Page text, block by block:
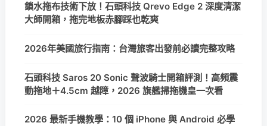
鎖水拖布技術下放！石頭科技 Qrevo Edge 2 深度清潔
大師開箱，拖完地板赤腳踩也乾爽
2026年美國旅行指南：台灣旅客出發前必讀完整攻略
石頭科技 Saros 20 Sonic 聲波騎士開箱評測！高頻震
動拖地＋4.5cm 越障，2026 旗艦掃拖機皇一次看
2026 最新手機教學：10 個 iPhone 與 Android 必學